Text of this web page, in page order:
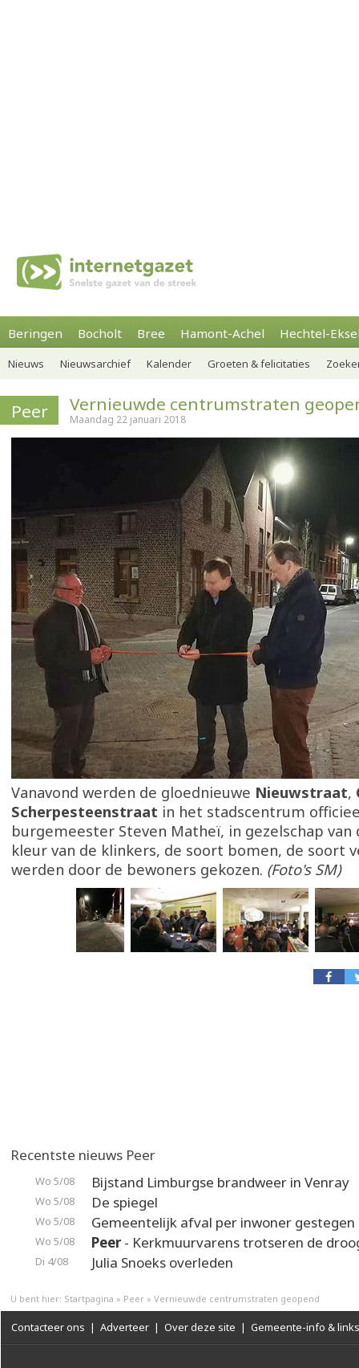
Beringen Bocholt Bree Hamont-Achel Hechtel-
Nieuws Nieuwsarchief Kalender Groeten & felicitaties
Peer Vernieuwde centrumstraten
Maandag 22 januari 2018
Vanavond werden de gloednieuwe Nieuwstraat,
Scherpesteenstraat in het stadscentrum
burgemeester Steven Matheï, in gezelschap van
kleur van de klinkers, de soort bomen, de soort
werden door de bewoners gekozen. (Foto's SM)
Recentste nieuws Peer
Wo 5/08 Bijstand Limburgse brandweer in Venray
Wo 5/08 De spiegel
Wo 5/08 Gemeentelijk afval per inwoner gestegen
Wo 5/08 Peer- Kerkmuurvarens trotseren de
Di 4/08 Julia Snoeks overleden
U bent hier: Startpagina » Peer » Vernieuwde centrumstraten geopend
Contacteer ons | Adverteer | Over deze site | Gemeente-info & links